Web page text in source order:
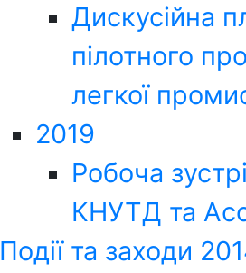
Дискусійна
пілотного
легкої
2019
Робоча
КНУТД та
Події та заходи